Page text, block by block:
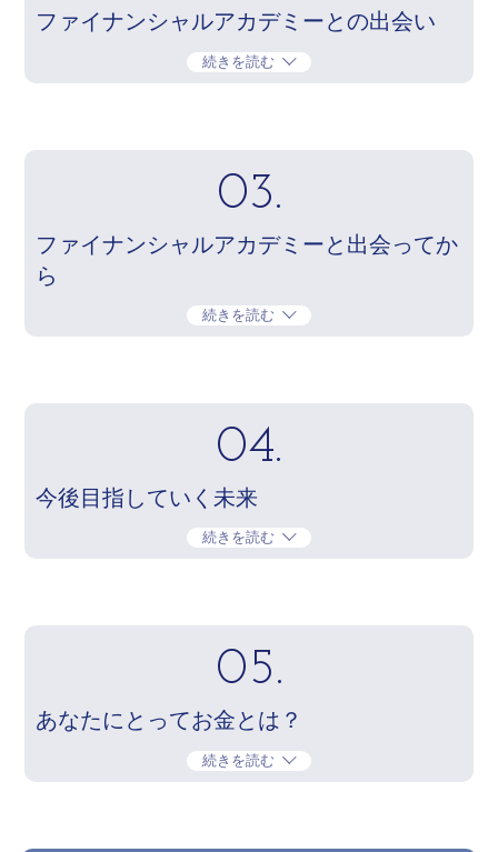
ファイナンシャルアカデミーとの出会い
続きを読む
03.
ファイナンシャルアカデミーと出会ってか
ら
続きを読む
04.
今後目指していく未来
続きを読む
05.
あなたにとってお金とは？
続きを読む